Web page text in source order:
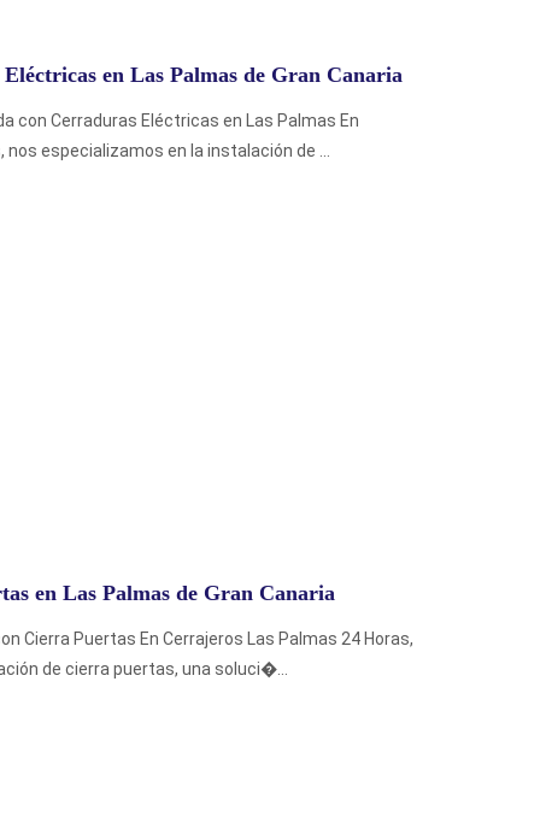
en Las Palmas de Gran Canaria
con Cerraduras Eléctricas en Las Palmas En
especializamos en la instalación de ...
en Las Palmas de Gran Canaria
Cierra Puertas En Cerrajeros Las Palmas 24 Horas,
de cierra puertas, una soluci�...